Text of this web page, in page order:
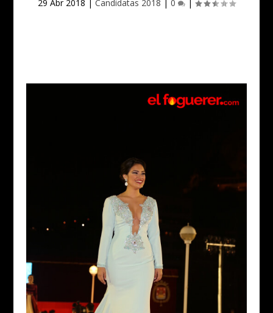
29 Abr 2018 | Candidatas 2018 | 0 |